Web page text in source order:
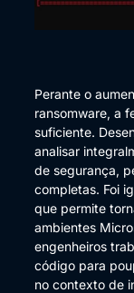
Perante o
ransomware, a
suficiente.
analisar
de segurança,
completas. Foi
que permite
ambientes
engenheiros
código para
no contexto de